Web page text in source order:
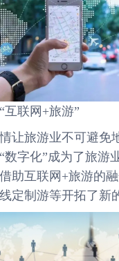
联网+旅游”
旅游业不可避免
数字化”成为了旅游
助互联网+旅游的
定制游等开拓了新